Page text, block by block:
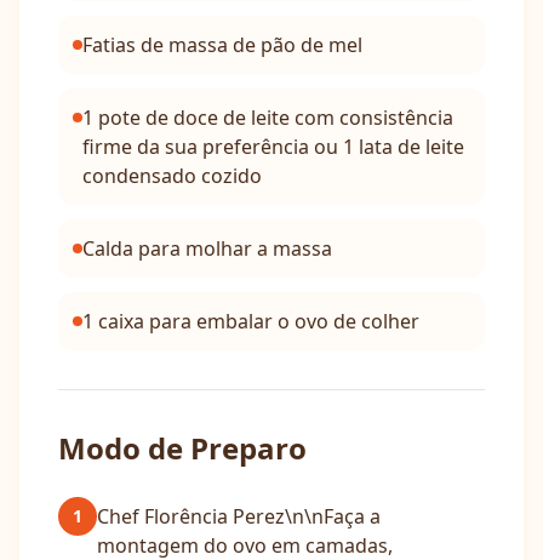
Fatias de massa de pão de mel
1 pote de doce de leite com consistência
firme da sua preferência ou 1 lata de leite
condensado cozido
Calda para molhar a massa
1 caixa para embalar o ovo de colher
Modo de Preparo
1
Chef Florência Perez\n\nFaça a
montagem do ovo em camadas,